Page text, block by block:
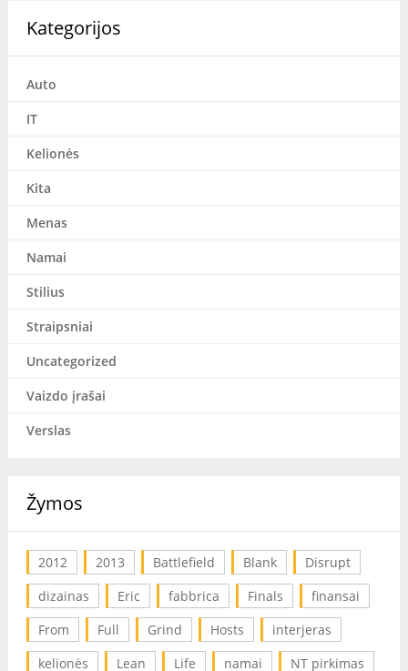
Kategorijos
Auto
IT
Kelionės
Kita
Menas
Namai
Stilius
Straipsniai
Uncategorized
Vaizdo įrašai
Verslas
Žymos
2012 2013 Battlefield Blank
Disrupt
dizainas
Eric fabbrica Finals
finansai
From
Full Grind Hosts
interjeras
kelionės
Lean Life namai NT pirkimas